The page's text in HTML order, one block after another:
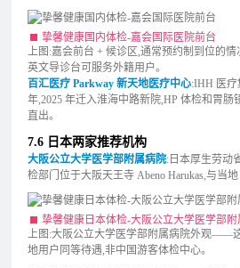
挚馨健康国内体检-嘉会国际医院前台
上图:嘉会前台 + 候诊区,通常预约制到位的情
英文导诊台可服务外籍用户。
百汇医疗 Parkway 新天地医疗中心:IHH 医疗
年,2025 年迁入淮海中路新院,HP 体检和胃肠
直出。
7.6 日本两家推荐机构
大阪公立大学医学部附属病院:日本厚生劳动
检部门位于大阪天王寺 Abeno Harukas,与当
挚馨健康日本体检-大阪公立大学医学部
上图:大阪公立大学医学部附属病院外观——
地用户同等待遇,非中国游客体检中心。